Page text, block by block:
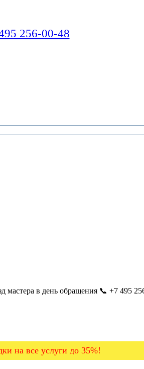
256-00-48
в день обращения 📞 +7 495
на все услуги до 35%!